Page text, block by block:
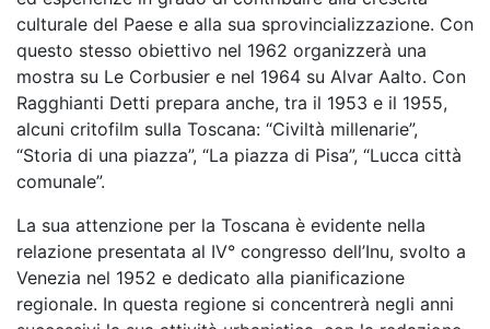
culturale del Paese e alla sua sprovincializzazione. Con
questo stesso obiettivo nel 1962 organizzerà una
mostra su Le Corbusier e nel 1964 su Alvar Aalto. Con
Ragghianti Detti prepara anche, tra il 1953 e il 1955,
alcuni critofilm sulla Toscana: “Civiltà millenarie”,
“Storia di una piazza”, “La piazza di Pisa”, “Lucca città
comunale”.
La sua attenzione per la Toscana è evidente nella
relazione presentata al IV° congresso dell’Inu, svolto a
Venezia nel 1952 e dedicato alla pianificazione
regionale. In questa regione si concentrerà negli anni